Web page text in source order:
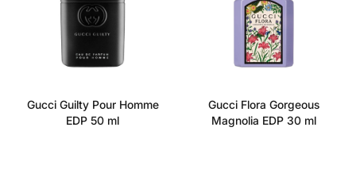
Gucci Guilty Pour Homme
EDP 50 ml
Gucci Flora Gorgeous
Magnolia EDP 30 ml